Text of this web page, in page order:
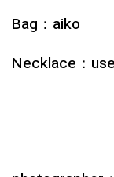
Bag：aiko
Necklace：